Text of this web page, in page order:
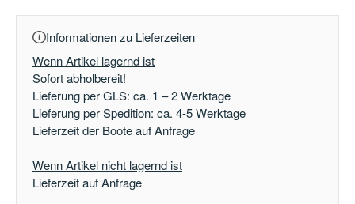
Informationen zu Lieferzeiten
Wenn Artikel lagernd ist
Sofort abholbereit!
Lieferung per GLS: ca. 1 – 2 Werktage
Lieferung per Spedition: ca. 4-5 Werktage
Lieferzeit der Boote auf Anfrage
Wenn Artikel nicht lagernd ist
Lieferzeit auf Anfrage